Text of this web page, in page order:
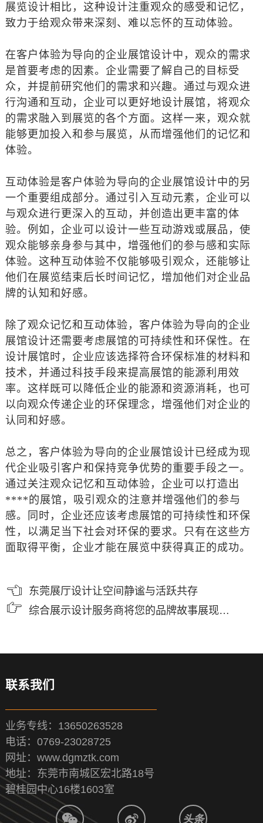
展览设计相比，这种设计注重观众的感受和记忆，
致力于给观众带来深刻、难以忘怀的互动体验。
在客户体验为导向的企业展馆设计中，观众的需求
是首要考虑的因素。企业需要了解自己的目标受
众，并提前研究他们的需求和兴趣。通过与观众进
行沟通和互动，企业可以更好地设计展馆，将观众
的需求融入到展览的各个方面。这样一来，观众就
能够更加投入和参与展览，从而增强他们的记忆和
体验。
互动体验是客户体验为导向的企业展馆设计中的另
一个重要组成部分。通过引入互动元素，企业可以
与观众进行更深入的互动，并创造出更丰富的体
验。例如，企业可以设计一些互动游戏或展品，使
观众能够亲身参与其中，增强他们的参与感和实际
体验。这种互动体验不仅能够吸引观众，还能够让
他们在展览结束后长时间记忆，增加他们对企业品
牌的认知和好感。
除了观众记忆和互动体验，客户体验为导向的企业
展馆设计还需要考虑展馆的可持续性和环保性。在
设计展馆时，企业应该选择符合环保标准的材料和
技术，并通过科技手段来提高展馆的能源利用效
率。这样既可以降低企业的能源和资源消耗，也可
以向观众传递企业的环保理念，增强他们对企业的
认同和好感。
总之，客户体验为导向的企业展馆设计已经成为现
代企业吸引客户和保持竞争优势的重要手段之一。
通过关注观众记忆和互动体验，企业可以打造出
****的展馆，吸引观众的注意并增强他们的参与
感。同时，企业还应该考虑展馆的可持续性和环保
性，以满足当下社会对环保的要求。只有在这些方
面取得平衡，企业才能在展览中获得真正的成功。
东莞展厅设计让空间静谧与活跃共存
综合展示设计服务商将您的品牌故事展现得淋漓尽致
联系我们
业务专线：13650263528
电话：0769-23028725
网址：www.dgmztk.com
地址：东莞市南城区宏北路18号
碧桂园中心16楼1603室